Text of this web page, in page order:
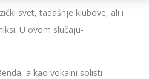
svet, tadašnje klubove, ali i
U ovom slučaju-
a kao vokalni solisti